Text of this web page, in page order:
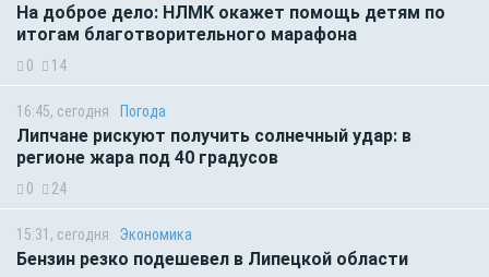
На доброе дело: НЛМК окажет помощь детям по
итогам благотворительного марафона
0 14
16:45, сегодня Погода
Липчане рискуют получить солнечный удар: в
регионе жара под 40 градусов
0 24
15:31, сегодня Экономика
Бензин резко подешевел в Липецкой области